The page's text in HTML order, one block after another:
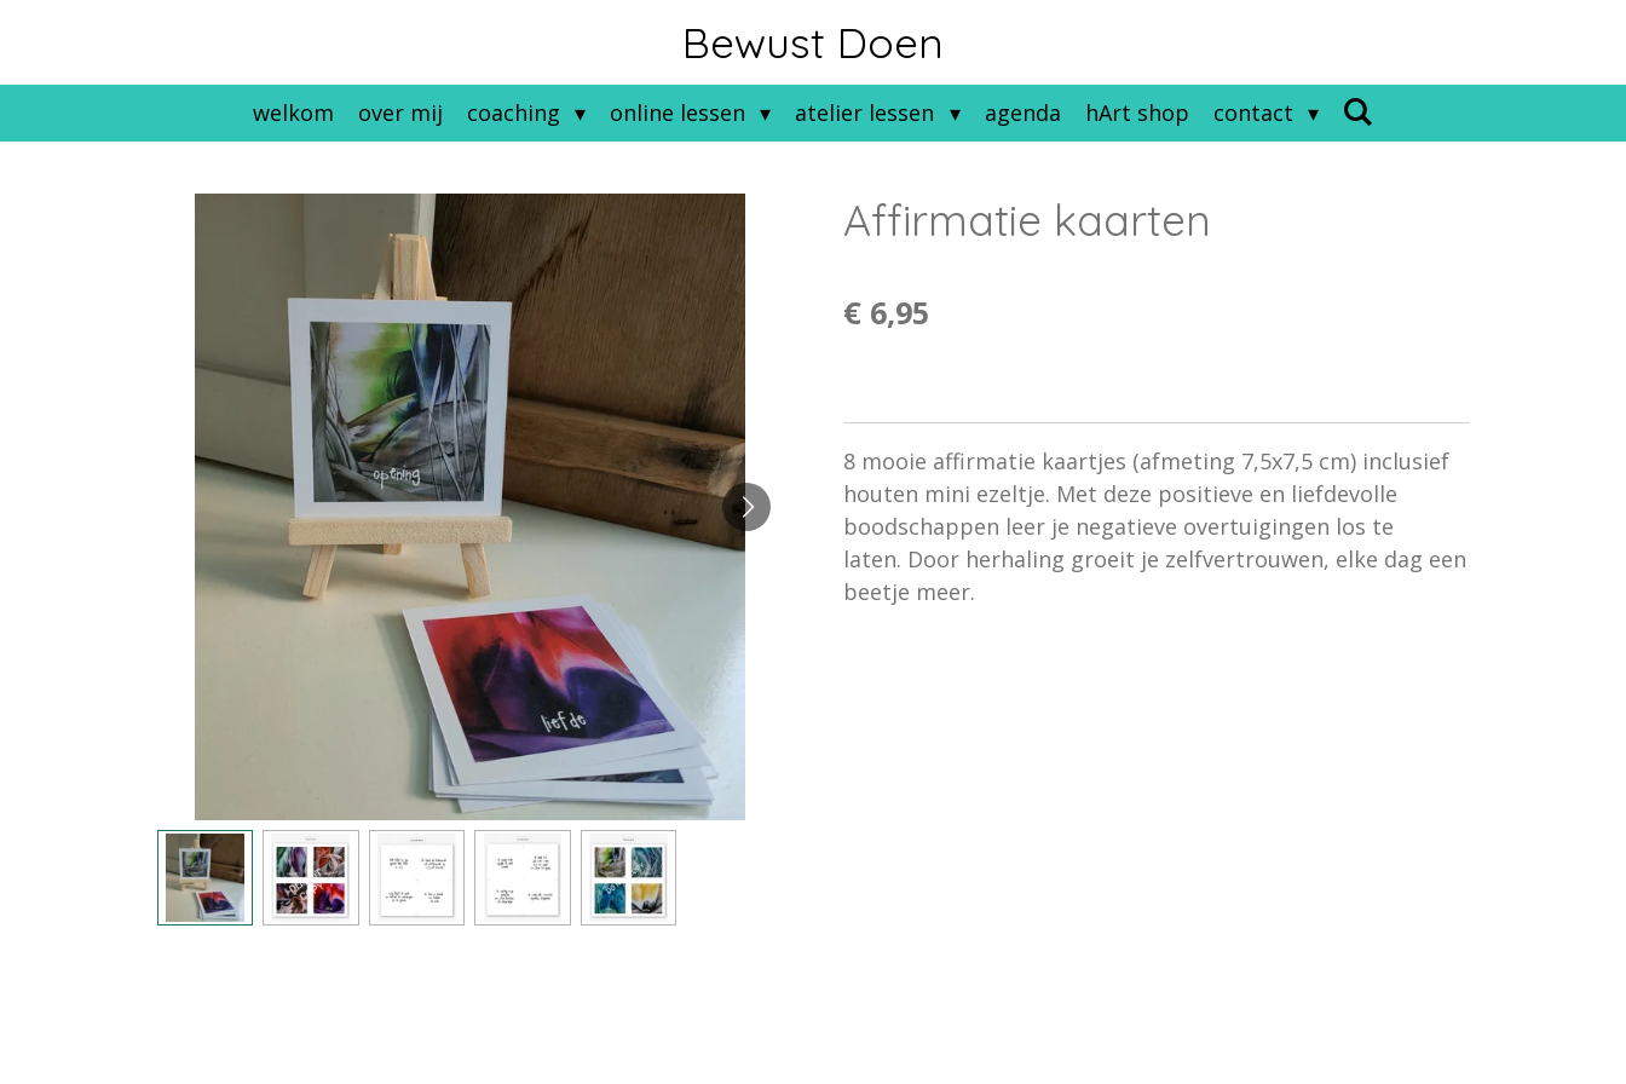
naar
Bewust Doen
welkom over mij coaching online lessen atelier lessen agenda hArt shop contact
Affirmatie kaarten
€ 6,95
8 mooie affirmatie kaartjes (afmeting 7,5x7,5 cm) inclusief
houten mini ezeltje. Met deze positieve en liefdevolle
boodschappen leer je negatieve overtuigingen los te
laten. Door herhaling groeit je zelfvertrouwen, elke dag een
beetje meer.